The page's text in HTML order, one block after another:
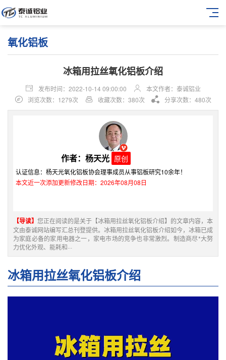
氧化铝板
冰箱用拉丝氧化铝板介绍
发布时间：2022-10-14 09:00:00
本文作者：泰诚铝业
浏览次数：1279次
收藏次数：380次 分享次数：480次
作者：杨天光 原创
认证信息：杨天光氧化铝板协会理事成员从事铝板研究10余年！
本文近一次添加更新修改日期：2026年08月08日
【导读】 您正在阅读的是关于【冰箱用拉丝氧化铝板介绍】的文章内容，本
文由泰诚网站编写汇总刊登提供。冰箱用拉丝氧化铝板介绍如今，冰箱已成
为家庭必备的家用电器之一，家电市场的竞争也非常激烈。制造商尽*大努
力优化外观、能耗和···
冰箱用拉丝氧化铝板介绍